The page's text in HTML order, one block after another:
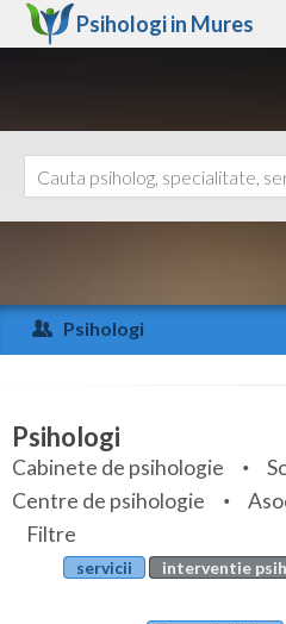
Psihologi in Mures
Arad
Arges
Bihor
Bistrita-Nasaud
Botosani
Psihologi
Specialitati
Servicii
Articole
Evenimente
Psihologi
Cabinete de psihologie
Centre de psihologie
Filtre
servicii
interventie